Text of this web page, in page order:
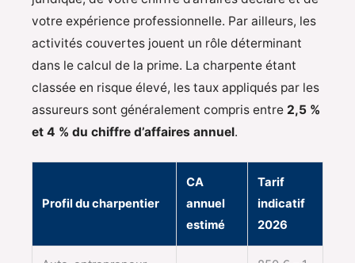
votre expérience professionnelle. Par ailleurs, les
activités couvertes jouent un rôle déterminant
dans le calcul de la prime. La charpente étant
classée en risque élevé, les taux appliqués par les
assureurs sont généralement compris entre 2,5 %
et 4 % du chiffre d’affaires annuel.
Profil du charpentier
CA
annuel
estimé
Tarif
indicatif
2026